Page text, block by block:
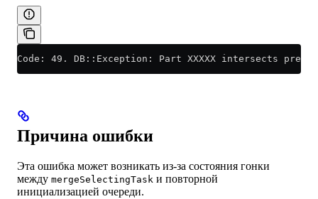
Code: 49. DB::Exception: Part XXXXX intersects
Причина ошибки
Эта ошибка может возникать из-за состояния гонки
между mergeSelectingTask и повторной
инициализацией очереди.